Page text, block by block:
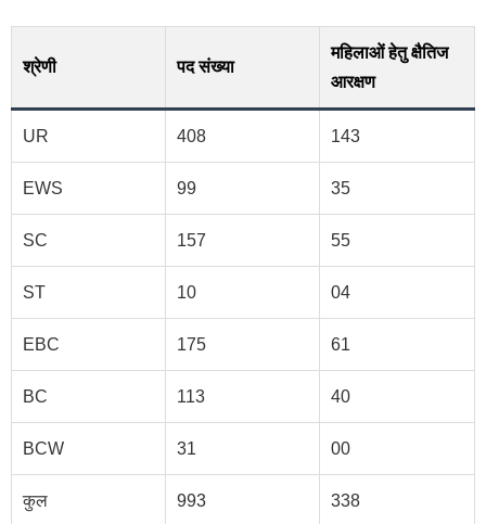
श्रेणी पद संख्या
महिलाओं हेतु क्षैतिज
आरक्षण
UR 408 143
EWS 99 35
SC 157 55
ST 10 04
EBC 175 61
BC 113 40
BCW 31 00
कुल 993 338